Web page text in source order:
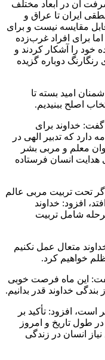
آن در ابعاد مختلف
ایران تا عراق و
مقایسه نیست و برای
راحت‌تر از دهه ۶۰ است اما برای افراد غرب‌زده
را آشکار کردند و
رنگارنگ دوباره گزیده
امید بسته تا
اصلح ببنیدیم.
خداوند برای
که تدبیر الهی در
معلم و مربی بشر
هدایت انسان فرستاده
تحت تربیت مربی عالم
افزود: خداوند
شامل تربیت
متعال عمل نکنیم
خواهیم کرد.
این ماه فرصت خوبی
خداوند قدر بدانیم.
افزود: تأکید بر
طول تاریخ و امروز
انسان در زندگی